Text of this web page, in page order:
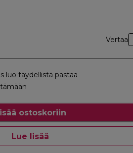
Vertaa
luo täydellistä pastaa
ostoskoriin
Lue lisää